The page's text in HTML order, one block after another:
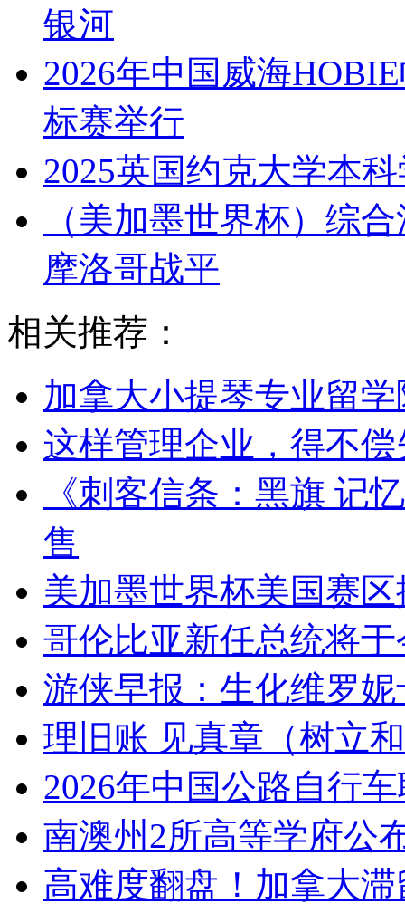
银河
2026年中国威海
标赛举行
2025英国约克大学本
（美加墨世界杯）综
摩洛哥战平
相关推荐：
加拿大小提琴专业留
这样管理企业，得不偿
《刺客信条：黑旗 记
售
美加墨世界杯美国赛
哥伦比亚新任总统将
游侠早报：生化维罗
理旧账 见真章（树立
2026年中国公路自行
南澳州2所高等学府公
高难度翻盘！加拿大